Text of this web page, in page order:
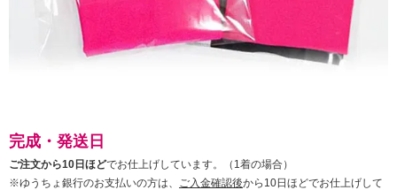
完成・発送日
ご注文から10日ほどでお仕上げしています。（1着の場合）
※ゆうちょ銀行のお支払いの方は、 ご入金確認後から10日ほどでお仕上げして